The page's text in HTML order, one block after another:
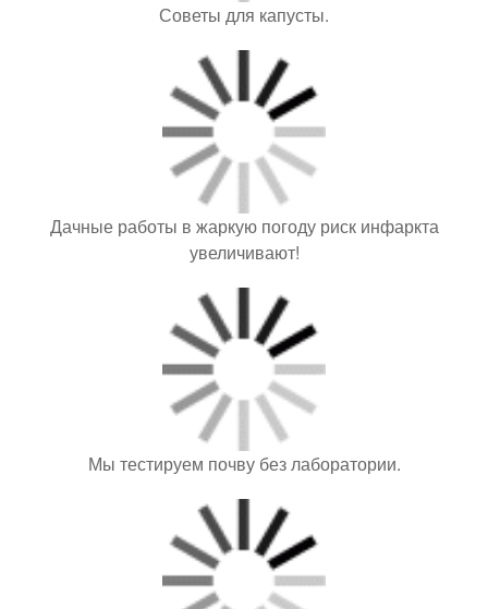
Советы для капусты.
Дачные работы в жаркую погоду риск инфаркта
увеличивают!
Мы тестируем почву без лаборатории.